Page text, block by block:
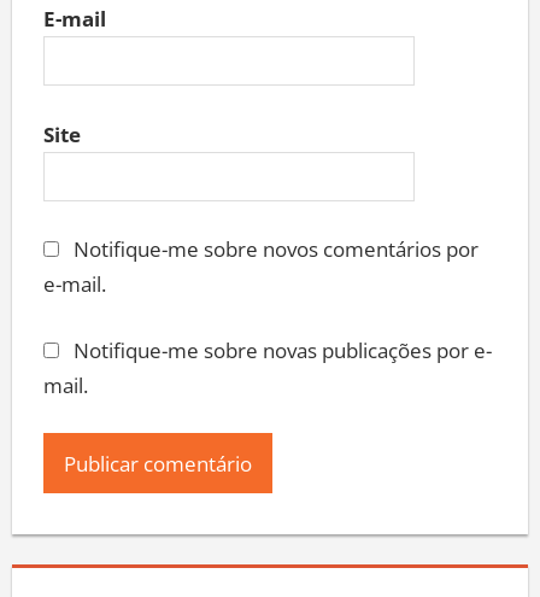
E-mail
Site
Notifique-me sobre novos comentários por
e-mail.
Notifique-me sobre novas publicações por e-
mail.